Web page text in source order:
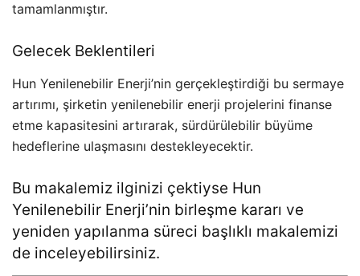
tamamlanmıştır​​.
Gelecek Beklentileri
Hun Yenilenebilir Enerji’nin gerçekleştirdiği bu sermaye
artırımı, şirketin yenilenebilir enerji projelerini finanse
etme kapasitesini artırarak, sürdürülebilir büyüme
hedeflerine ulaşmasını destekleyecektir.
Bu makalemiz ilginizi çektiyse Hun
Yenilenebilir Enerji’nin birleşme kararı ve
yeniden yapılanma süreci başlıklı makalemizi
de inceleyebilirsiniz.